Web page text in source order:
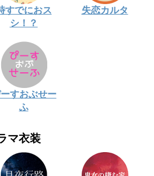
すでにおス
シ！？
失恋カルタ
すおぶせー
ふ
マ衣装